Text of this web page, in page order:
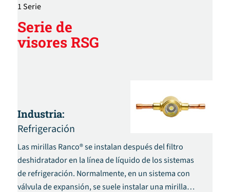
1 Serie
Serie de
visores RSG
Industria:
Refrigeración
Las mirillas Ranco® se instalan después del filtro
deshidratador en la línea de líquido de los sistemas
de refrigeración. Normalmente, en un sistema con
válvula de expansión, se suele instalar una mirilla